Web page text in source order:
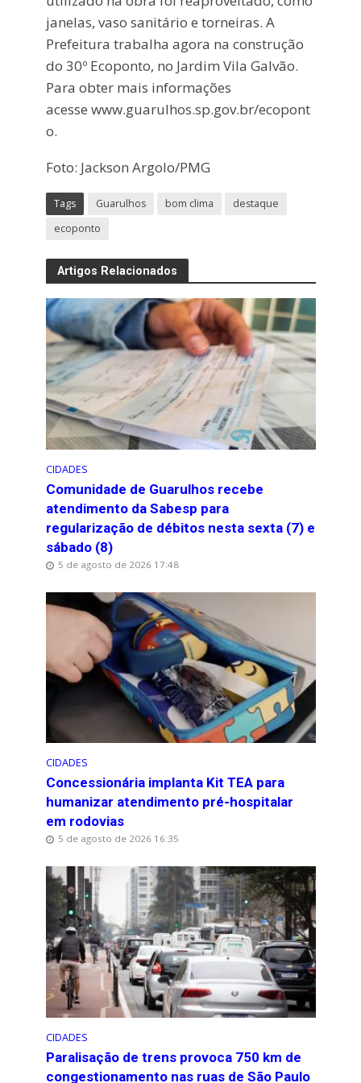
janelas, vaso sanitário e torneiras. A
Prefeitura trabalha agora na construção
do 30º Ecoponto, no Jardim Vila Galvão.
Para obter mais informações
acesse www.guarulhos.sp.gov.br/ecopont
o.
Foto: Jackson Argolo/PMG
Tags Guarulhos bom clima
destaque
ecoponto
Artigos Relacionados
CIDADES
Comunidade de Guarulhos recebe
atendimento da Sabesp para
regularização de débitos nesta sexta (7) e
sábado (8)
5 de agosto de 2026 17:48
CIDADES
Concessionária implanta Kit TEA para
humanizar atendimento pré-hospitalar
em rodovias
5 de agosto de 2026 16:35
CIDADES
Paralisação de trens provoca 750 km de
congestionamento nas ruas de São Paulo